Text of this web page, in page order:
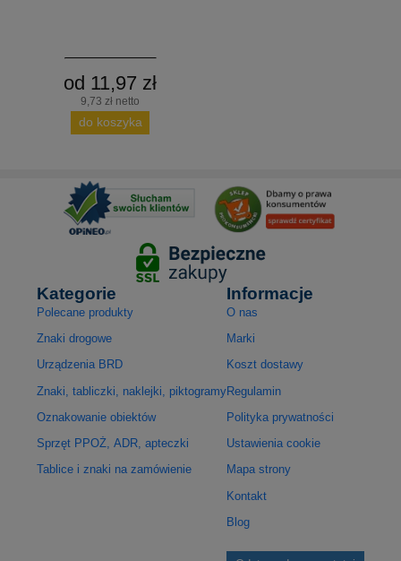
od 11,97 zł
9,73 zł netto
do koszyka
Kategorie
Polecane produkty
Znaki drogowe
Urządzenia BRD
Znaki, tabliczki, naklejki, piktogramy
Oznakowanie obiektów
Sprzęt PPOŻ, ADR, apteczki
Tablice i znaki na zamówienie
Informacje
O nas
Marki
Koszt dostawy
Regulamin
Polityka prywatności
Ustawienia cookie
Mapa strony
Kontakt
Blog